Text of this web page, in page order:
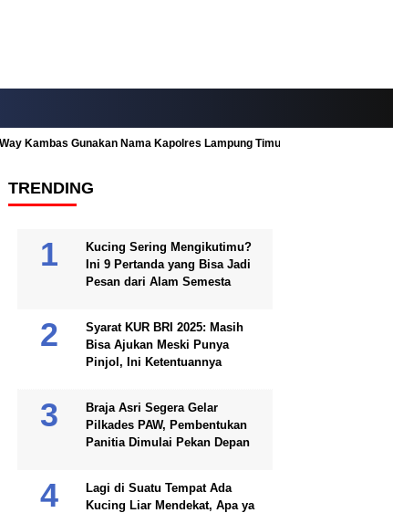
Kambas Gunakan Nama Kapolres Lampung Timur
TRENDING
Kucing Sering Mengikutimu?
Ini 9 Pertanda yang Bisa Jadi
Pesan dari Alam Semesta
Syarat KUR BRI 2025: Masih
Bisa Ajukan Meski Punya
Pinjol, Ini Ketentuannya
Braja Asri Segera Gelar
Pilkades PAW, Pembentukan
Panitia Dimulai Pekan Depan
Lagi di Suatu Tempat Ada
Kucing Liar Mendekat, Apa ya